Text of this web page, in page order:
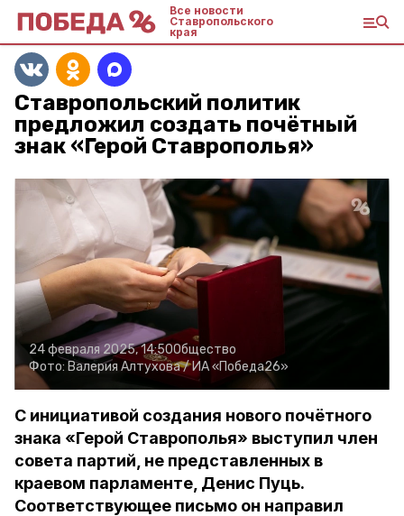
Все новости
Ставропольского
края
Ставропольский политик
предложил создать почётный
знак «Герой Ставрополья»
24 февраля 2025, 14:50Общество
Фото: Валерия Алтухова / ИА «Победа26»
С инициативой создания нового почётного
знака «Герой Ставрополья» выступил член
совета партий, не представленных в
краевом парламенте, Денис Пуць.
Соответствующее письмо он направил